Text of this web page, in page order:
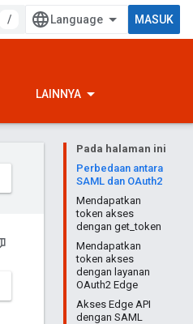
/ MASUK
LAINNYA
Pada halaman ini
Perbedaan antara
SAML dan OAuth2
Mendapatkan
token akses
dengan get_token
Mendapatkan
token akses
dengan layanan
OAuth2 Edge
Akses Edge API
dengan SAML